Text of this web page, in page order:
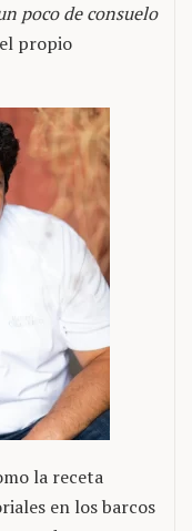
poco de consuelo
propio
la receta
en los barcos